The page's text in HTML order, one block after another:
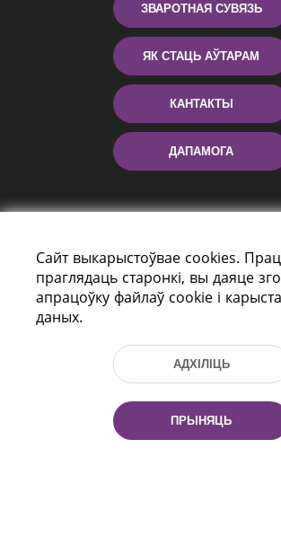
ЗВАРОТНАЯ СУВЯЗЬ
ЯК СТАЦЬ АЎТАРАМ
КАНТАКТЫ
ДАПАМОГА
праспект Незалежнасці 116
г. Мiнск, Рэспубліка Беларусь,
Тэл.: (+375 17) 368 37 37, Факс:
Эл. пошта: inbox@nlb.by
Сайт выкарыстоўвае cookies.
праглядаць старонкі, вы даяце
апрацоўку файлаў cookie і
даных.
АДХІЛІЦЬ
ПРЫНЯЦЬ